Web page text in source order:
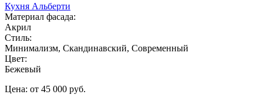
Кухня Альберти
Материал фасада:
Акрил
Стиль:
Минимализм, Скандинавский, Современный
Цвет:
Бежевый
Цена: от 45 000 руб.